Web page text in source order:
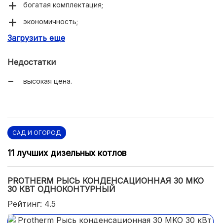
богатая комплектация;
экономичность;
простой монтаж.
Загрузить еще
Недостатки
высокая цена.
САД И ОГОРОД
11 лучших дизельных котлов
PROTHERM РЫСЬ КОНДЕНСАЦИОННАЯ 30 MKO
30 КВТ ОДНОКОНТУРНЫЙ
Рейтинг: 4.5